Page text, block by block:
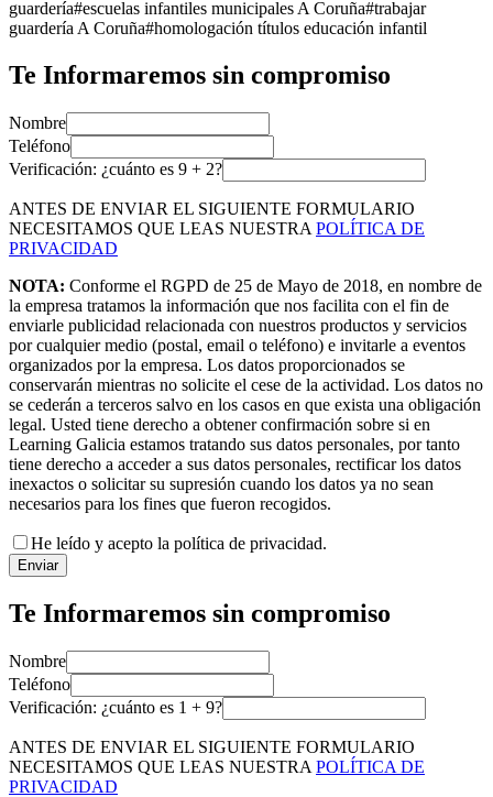
guardería#escuelas infantiles municipales A Coruña#trabajar
guardería A Coruña#homologación títulos educación infantil
Te Informaremos sin compromiso
Nombre
Teléfono
Verificación: ¿cuánto es 9 + 2?
ANTES DE ENVIAR EL SIGUIENTE FORMULARIO
NECESITAMOS QUE LEAS NUESTRA POLÍTICA DE
PRIVACIDAD
NOTA: Conforme el RGPD de 25 de Mayo de 2018, en nombre de
la empresa tratamos la información que nos facilita con el fin de
enviarle publicidad relacionada con nuestros productos y servicios
por cualquier medio (postal, email o teléfono) e invitarle a eventos
organizados por la empresa. Los datos proporcionados se
conservarán mientras no solicite el cese de la actividad. Los datos no
se cederán a terceros salvo en los casos en que exista una obligación
legal. Usted tiene derecho a obtener confirmación sobre si en
Learning Galicia estamos tratando sus datos personales, por tanto
tiene derecho a acceder a sus datos personales, rectificar los datos
inexactos o solicitar su supresión cuando los datos ya no sean
necesarios para los fines que fueron recogidos.
He leído y acepto la política de privacidad.
Enviar
Te Informaremos sin compromiso
Nombre
Teléfono
Verificación: ¿cuánto es 1 + 9?
ANTES DE ENVIAR EL SIGUIENTE FORMULARIO
NECESITAMOS QUE LEAS NUESTRA POLÍTICA DE
PRIVACIDAD